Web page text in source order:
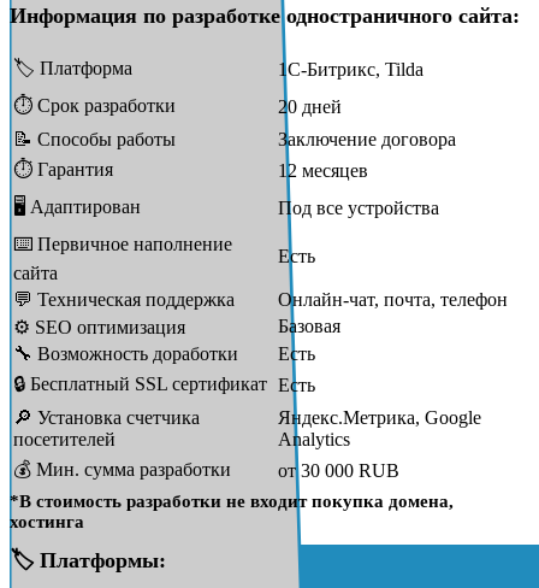
Информация по разработке одностраничного сайта:
🏷️ Платформа
1С-Битрикс, Tilda
⏱️ Срок разработки
20 дней
📝 Способы работы
Заключение договора
⏱️ Гарантия
12 месяцев
🖥 Адаптирован
Под все устройства
⌨️ Первичное наполнение
сайта
Есть
💬 Техническая поддержка
Онлайн-чат, почта, телефон
⚙️ SEO оптимизация
Базовая
🔧 Возможность доработки
Есть
🔒 Бесплатный SSL сертификат Есть
🔎 Установка счетчика
посетителей
Яндекс.Метрика, Google
Analytics
💰 Мин. сумма разработки
от 30 000 RUB
*В стоимость разработки не входит покупка домена,
хостинга
🏷️ Платформы: